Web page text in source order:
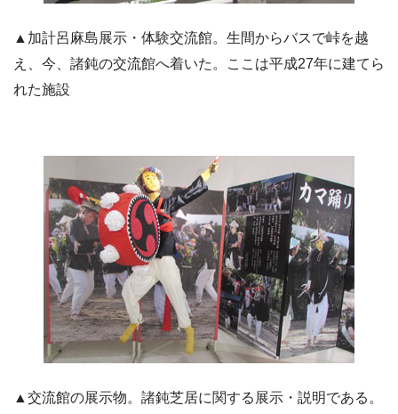
▲加計呂麻島展示・体験交流館。生間からバスで峠を越
え、今、諸鈍の交流館へ着いた。ここは平成27年に建てら
れた施設
▲交流館の展示物。諸鈍芝居に関する展示・説明である。